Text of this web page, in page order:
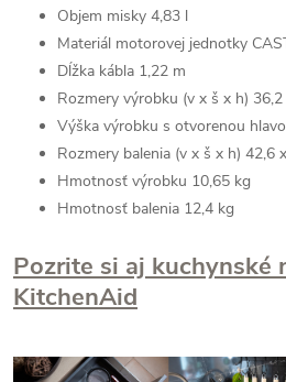
Objem misky 4,83 l
Materiál motorovej jednotky
Dĺžka kábla 1,22 m
Rozmery výrobku (v x š x h)
Výška výrobku s otvorenou
Rozmery balenia (v x š x h) 42,6
Hmotnosť výrobku 10,65 kg
Hmotnosť balenia 12,4 kg
Pozrite si aj kuchynské
KitchenAid